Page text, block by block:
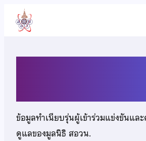
เนื้อหา
ข้อมูลทำเนียบรุ่นผู้เข้าร่วมแข่งขันแล
ดูแลของมูลนิธิ สอวน.